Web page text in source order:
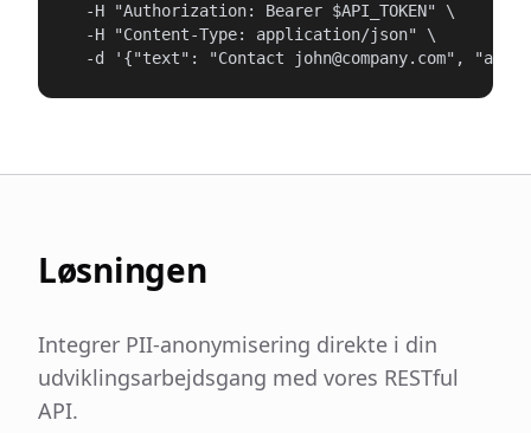
  -H "Authorization: Bearer $API_TOKEN" \
  -H "Content-Type: application/json" \
-d '{"text": "Contact john@company.com",
Løsningen
Integrer PII-anonymisering direkte i din
udviklingsarbejdsgang med vores RESTful
API.